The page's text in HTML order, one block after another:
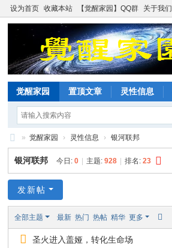
设为首页 收藏本站 【觉醒家园】QQ群 关于我们
觉醒家园 置顶文章 灵性信息
觉
醒
家
园
» 觉醒家园 › 灵性信息 › 银河联邦
银河联邦 今日:0 主题:928 排名:23
发新帖
全部主题 最新 热门 热帖 精华 更多
圣火进入盖娅，转化生命场